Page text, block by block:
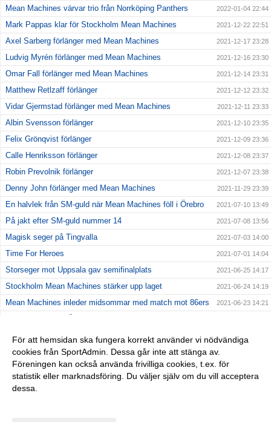
Mean Machines värvar trio från Norrköping Panthers 2022-01-04 22:44
Mark Pappas klar för Stockholm Mean Machines 2021-12-22 22:51
Axel Sarberg förlänger med Mean Machines 2021-12-17 23:28
Ludvig Myrén förlänger med Mean Machines 2021-12-16 23:30
Omar Fall förlänger med Mean Machines 2021-12-14 23:31
Matthew Retlzaff förlänger 2021-12-12 23:32
Vidar Gjermstad förlänger med Mean Machines 2021-12-11 23:33
Albin Svensson förlänger 2021-12-10 23:35
Felix Grönqvist förlänger 2021-12-09 23:36
Calle Henriksson förlänger 2021-12-08 23:37
Robin Prevolnik förlänger 2021-12-07 23:38
Denny John förlänger med Mean Machines 2021-11-29 23:39
En halvlek från SM-guld när Mean Machines föll i Örebro 2021-07-10 13:49
På jakt efter SM-guld nummer 14 2021-07-08 13:56
Magisk seger på Tingvalla 2021-07-03 14:00
Time For Heroes 2021-07-01 14:04
Storseger mot Uppsala gav semifinalplats 2021-06-25 14:17
Stockholm Mean Machines stärker upp laget 2021-06-24 14:19
Mean Machines inleder midsommar med match mot 86ers 2021-06-23 14:21
Första matchen av två på Behrn Arena 2021-06-17 14:25
Jämn premiärseger mot Crusaders 2021-06-13 14:27
En efterlängtad premiär 2021-06-09 14:32
För att hemsidan ska fungera korrekt använder vi nödvändiga
cookies från SportAdmin. Dessa går inte att stänga av.
Föreningen kan också använda frivilliga cookies, t.ex. för
statistik eller marknadsföring. Du väljer själv om du vill acceptera
dessa.